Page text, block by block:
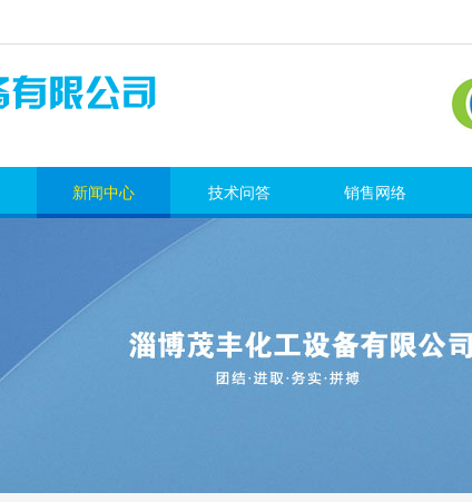
新闻中心 技术问答 销售网络